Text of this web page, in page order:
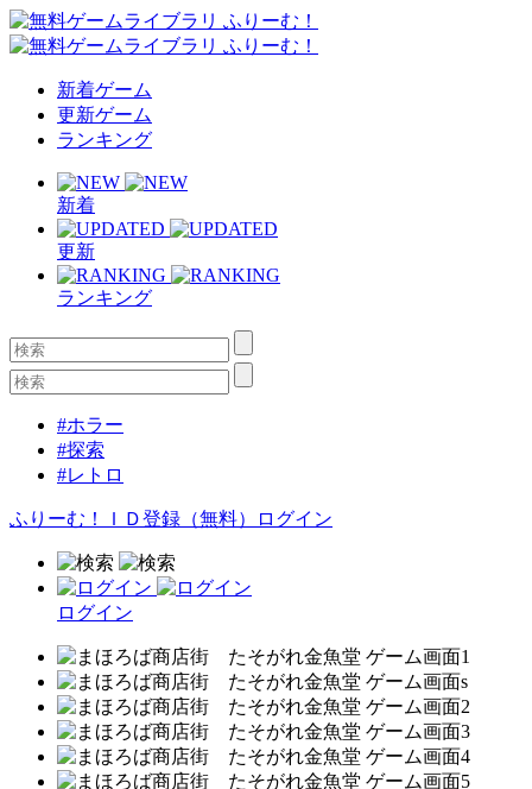
新着ゲーム
更新ゲーム
ランキング
新着
更新
ランキング
#ホラー
#探索
#レトロ
ふりーむ！ＩＤ登録（無料） ログイン
ログイン